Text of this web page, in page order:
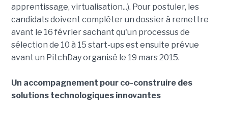
apprentissage, virtualisation...). Pour postuler, les
candidats doivent compléter un dossier à remettre
avant le 16 février sachant qu'un processus de
sélection de 10 à 15 start-ups est ensuite prévue
avant un PitchDay organisé le 19 mars 2015.
Un accompagnement pour co-construire des
solutions technologiques innovantes